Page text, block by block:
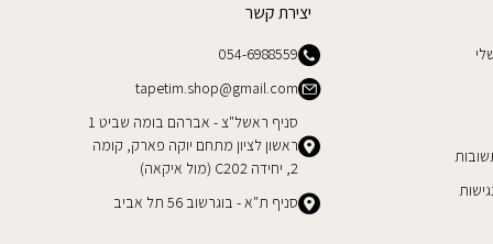
יצירת קשר
054-6988559
tapetim.shop@gmail.com
סניף ראשל"צ - אברהם בומה שביט 1
ראשון לציון מתחם יוקה פארק, קומה
2, יחידה C202 (מול איקאה)
סניף ת"א - בוגרשוב 56 תל אביב